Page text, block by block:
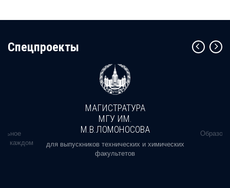
Cпецпроекты
в каждом
МАГИСТРАТУРА
МГУ ИМ.
М.В.ЛОМОНОСОВА
для выпускников технических и химических
факультетов